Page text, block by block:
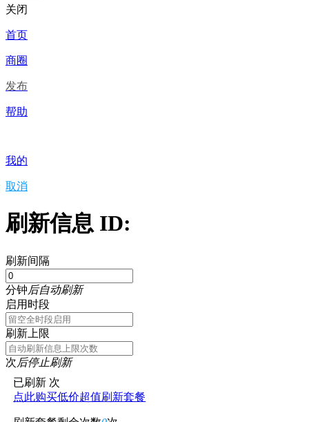
关闭
首页
商圈
发布
帮助
我的
取消
刷新信息 ID:
刷新间隔
分钟后自动刷新
启用时段
刷新上限
次后停止刷新
已刷新 次
点此购买低价超值刷新套餐